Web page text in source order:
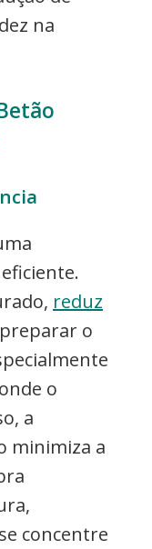
na
reduz
o
o
a
minimiza a
concentre